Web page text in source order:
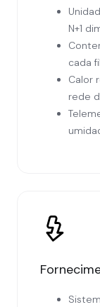
N+1
cada
Calor
rede